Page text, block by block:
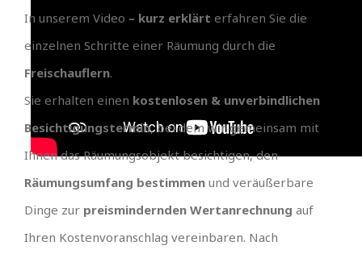
In unserem Video – kurz erklärt erfahren Sie die
einzelnen Schritte einer Räumung durch die
Freischauflern.
Sie erhalten einen kostenlosen & unverbindlichen
Besichtigungstermin, bei dem wir gemeinsam mit
Ihnen das Räumungsobjekt besichtigen, den
Räumungsumfang bestimmen und veräußerbare
Dinge zur preismindernden Wertanrechnung auf
Ihren Kostenvoranschlag vereinbaren. Nach